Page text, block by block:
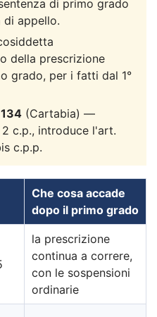
di primo grado
appello.
della prescrizione
grado, per i fatti dal 1°
(Cartabia) —
c.p., introduce l'art.
c.p.p.
Che cosa accade
dopo il primo grado
la prescrizione
continua a correre,
con le sospensioni
ordinarie